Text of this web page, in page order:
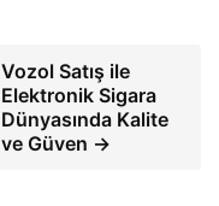
Vozol Satış ile
Elektronik Sigara
Dünyasında Kalite
ve Güven →